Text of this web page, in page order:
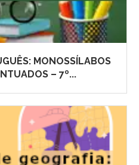
MONOSSÍLABOS
– 7º...